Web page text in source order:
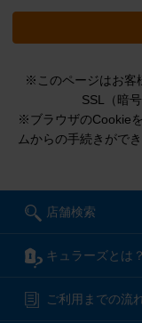
※このページはお客
SSL（暗
※ブラウザのCookie
ムからの手続きがで
店舗検索
キュラーズとは？
ご利用までの流